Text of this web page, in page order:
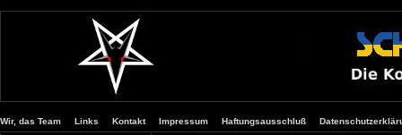
Wir, das Team Links Kontakt Impressum Haftungsausschluß